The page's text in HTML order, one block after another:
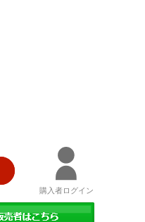
購入者ログイン